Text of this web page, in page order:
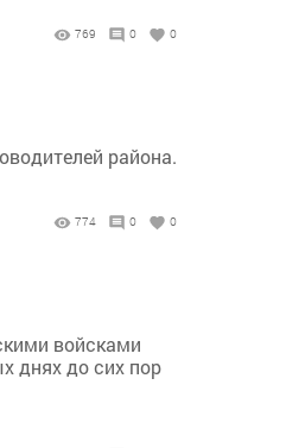
769 0 0
района.
774 0 0
войсками
днях до сих пор